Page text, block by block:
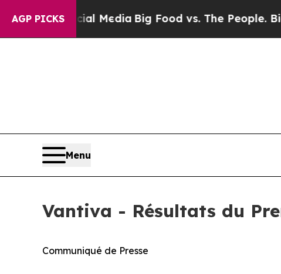
AGP PICKS
Media Big Food vs. The People. Big Food’s
Menu
Vantiva - Résultats du
Communiqué de Presse